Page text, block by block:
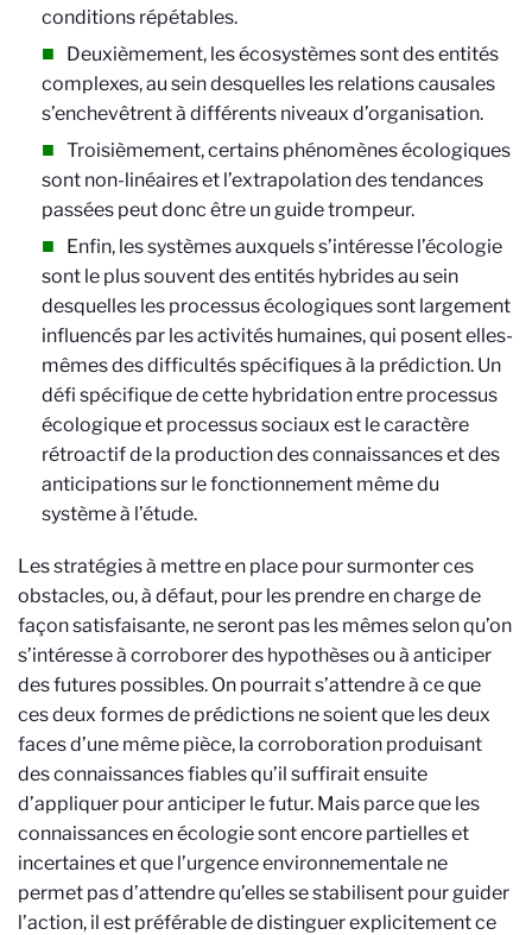
conditions répétables.
Deuxièmement, les écosystèmes sont des entités
complexes, au sein desquelles les relations causales
s’enchevêtrent à différents niveaux d’organisation.
Troisièmement, certains phénomènes écologiques
sont non-linéaires et l’extrapolation des tendances
passées peut donc être un guide trompeur.
Enfin, les systèmes auxquels s’intéresse l’écologie
sont le plus souvent des entités hybrides au sein
desquelles les processus écologiques sont largement
influencés par les activités humaines, qui posent elles-
mêmes des difficultés spécifiques à la prédiction. Un
défi spécifique de cette hybridation entre processus
écologique et processus sociaux est le caractère
rétroactif de la production des connaissances et des
anticipations sur le fonctionnement même du
système à l’étude.
Les stratégies à mettre en place pour surmonter ces
obstacles, ou, à défaut, pour les prendre en charge de
façon satisfaisante, ne seront pas les mêmes selon qu’on
s’intéresse à corroborer des hypothèses ou à anticiper
des futures possibles. On pourrait s’attendre à ce que
ces deux formes de prédictions ne soient que les deux
faces d’une même pièce, la corroboration produisant
des connaissances fiables qu’il suffirait ensuite
d’appliquer pour anticiper le futur. Mais parce que les
connaissances en écologie sont encore partielles et
incertaines et que l’urgence environnementale ne
permet pas d’attendre qu’elles se stabilisent pour guider
l’action, il est préférable de distinguer explicitement ce